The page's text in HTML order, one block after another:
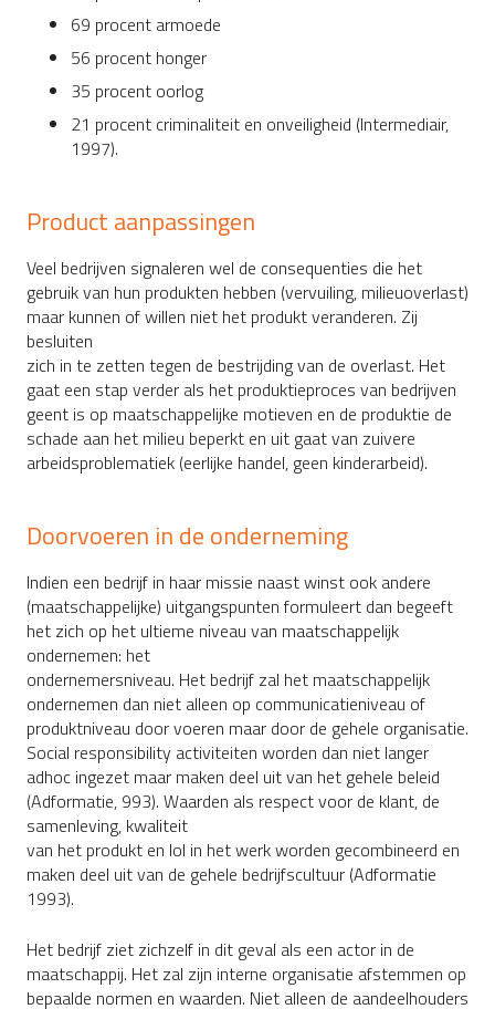
69 procent armoede
56 procent honger
35 procent oorlog
21 procent criminaliteit en onveiligheid (Intermediair,
1997).
Product aanpassingen
Veel bedrijven signaleren wel de consequenties die het
gebruik van hun produkten hebben (vervuiling, milieuoverlast)
maar kunnen of willen niet het produkt veranderen. Zij
besluiten
zich in te zetten tegen de bestrijding van de overlast. Het
gaat een stap verder als het produktieproces van bedrijven
geent is op maatschappelijke motieven en de produktie de
schade aan het milieu beperkt en uit gaat van zuivere
arbeidsproblematiek (eerlijke handel, geen kinderarbeid).
Doorvoeren in de onderneming
Indien een bedrijf in haar missie naast winst ook andere
(maatschappelijke) uitgangspunten formuleert dan begeeft
het zich op het ultieme niveau van maatschappelijk
ondernemen: het
ondernemersniveau. Het bedrijf zal het maatschappelijk
ondernemen dan niet alleen op communicatieniveau of
produktniveau door voeren maar door de gehele organisatie.
Social responsibility activiteiten worden dan niet langer
adhoc ingezet maar maken deel uit van het gehele beleid
(Adformatie, 993). Waarden als respect voor de klant, de
samenleving, kwaliteit
van het produkt en lol in het werk worden gecombineerd en
maken deel uit van de gehele bedrijfscultuur (Adformatie
1993).
Het bedrijf ziet zichzelf in dit geval als een actor in de
maatschappij. Het zal zijn interne organisatie afstemmen op
bepaalde normen en waarden. Niet alleen de aandeelhouders